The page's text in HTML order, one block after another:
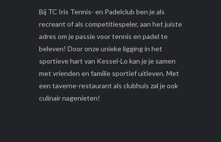
Bij TC Iris Tennis- en Padelclub ben je als
recreant of als competitiespeler, aan het juiste
adres om je passie voor tennis en padel te
beleven! Door onze unieke ligging in het
sportieve hart van Kessel-Lo kan je je samen
met vrienden en familie sportief uitleven. Met
een taverne-restaurant als clubhuis zal je ook
culinair nagenieten!